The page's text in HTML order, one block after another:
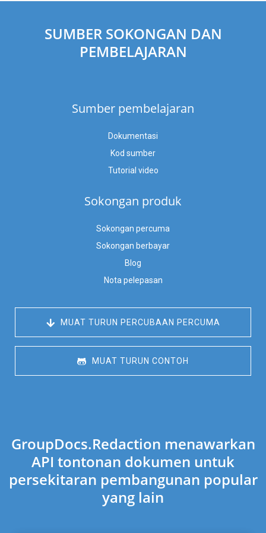
SUMBER SOKONGAN DAN
PEMBELAJARAN
Sumber pembelajaran
Dokumentasi
Kod sumber
Tutorial video
Sokongan produk
Sokongan percuma
Sokongan berbayar
Blog
Nota pelepasan
MUAT TURUN PERCUBAAN PERCUMA
MUAT TURUN CONTOH
GroupDocs.Redaction menawarkan
API tontonan dokumen untuk
persekitaran pembangunan popular
yang lain